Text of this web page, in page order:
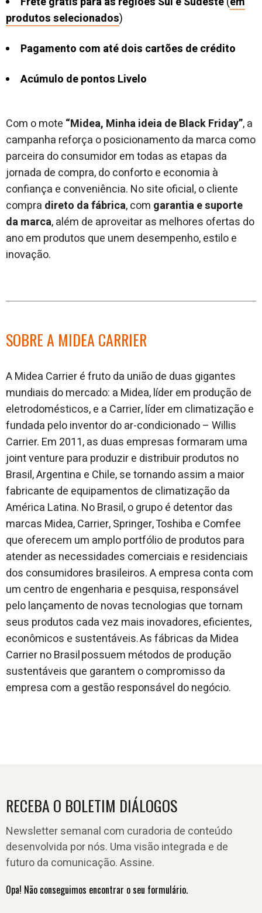
produtos selecionados)
Pagamento com até dois cartões de crédito
Acúmulo de pontos Livelo
Com o mote “Midea, Minha ideia de Black Friday”, a
campanha reforça o posicionamento da marca como
parceira do consumidor em todas as etapas da
jornada de compra, do conforto e economia à
confiança e conveniência. No site oficial, o cliente
compra direto da fábrica, com garantia e suporte
da marca, além de aproveitar as melhores ofertas do
ano em produtos que unem desempenho, estilo e
inovação.
SOBRE A MIDEA CARRIER
A Midea Carrier é fruto da união de duas gigantes
mundiais do mercado: a Midea, líder em produção de
eletrodomésticos, e a Carrier, líder em climatização e
fundada pelo inventor do ar-condicionado – Willis
Carrier. Em 2011, as duas empresas formaram uma
joint venture para produzir e distribuir produtos no
Brasil, Argentina e Chile, se tornando assim a maior
fabricante de equipamentos de climatização da
América Latina. No Brasil, o grupo é detentor das
marcas Midea, Carrier, Springer, Toshiba e Comfee
que oferecem um amplo portfólio de produtos para
atender as necessidades comerciais e residenciais
dos consumidores brasileiros. A empresa conta com
um centro de engenharia e pesquisa, responsável
pelo lançamento de novas tecnologias que tornam
seus produtos cada vez mais inovadores, eficientes,
econômicos e sustentáveis. As fábricas da Midea
Carrier no Brasil possuem métodos de produção
sustentáveis que garantem o compromisso da
empresa com a gestão responsável do negócio.
RECEBA O BOLETIM DIÁLOGOS
Newsletter semanal com curadoria de conteúdo
desenvolvida por nós. Uma visão integrada e de
futuro da comunicação. Assine.
Opa! Não conseguimos encontrar o seu formulário.